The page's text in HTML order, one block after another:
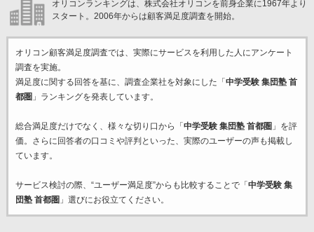
オリコンランキングは、株式会社オリコンを前身企業に1967年より
スタート。2006年からは顧客満足度調査を開始。
オリコン顧客満足度調査では、実際にサービスを利用した 人にアンケート
調査を実施。
満足度に関する回答を基に、調査企業社を対象にした「 中学受験 集団塾 首
都圏 」ランキングを発表しています。
総合満足度だけでなく、様々な切り口から「 中学受験 集団塾 首都圏 」を評
価。さらに回答者の口コミや評判といった、実際のユーザーの声も掲載し
ています。
サービス検討の際、“ユーザー満足度”からも比較することで「 中学受験 集
団塾 首都圏 」選びにお役立てください。